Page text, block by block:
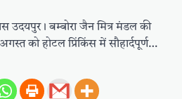
उदयपुर। बम्बोरा जैन मित्र मंडल की
को होटल प्रिंकिंस में सौहार्दपूर्ण…